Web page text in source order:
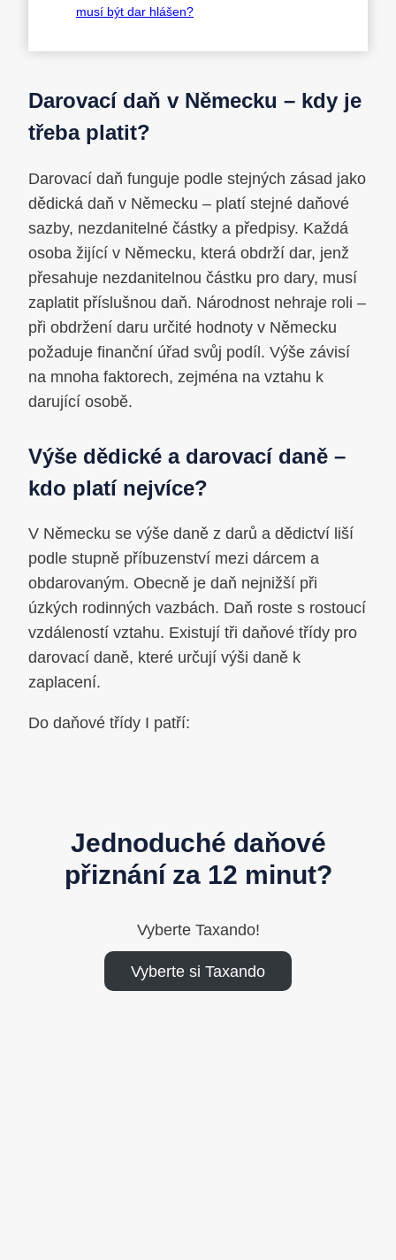
musí být dar hlášen?
Darovací daň v Německu – kdy je
třeba platit?
Darovací daň funguje podle stejných zásad jako
dědická daň v Německu – platí stejné daňové
sazby, nezdanitelné částky a předpisy. Každá
osoba žijící v Německu, která obdrží dar, jenž
přesahuje nezdanitelnou částku pro dary, musí
zaplatit příslušnou daň. Národnost nehraje roli –
při obdržení daru určité hodnoty v Německu
požaduje finanční úřad svůj podíl. Výše závisí
na mnoha faktorech, zejména na vztahu k
darující osobě.
Výše dědické a darovací daně –
kdo platí nejvíce?
V Německu se výše daně z darů a dědictví liší
podle stupně příbuzenství mezi dárcem a
obdarovaným. Obecně je daň nejnižší při
úzkých rodinných vazbách. Daň roste s rostoucí
vzdáleností vztahu. Existují tři daňové třídy pro
darovací daně, které určují výši daně k
zaplacení.
Do daňové třídy I patří:
Jednoduché daňové
přiznání za 12 minut?
Vyberte Taxando!
Vyberte si Taxando